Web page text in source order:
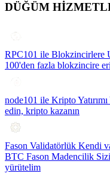
DÜĞÜM
RPC101 ile Blokzincirlere
100'den fazla blokzincire
node101 ile Kripto Yatırımı
edin, kripto kazanın
Fason Validatörlük Kendi
BTC Fason Madencilik
yürütelim